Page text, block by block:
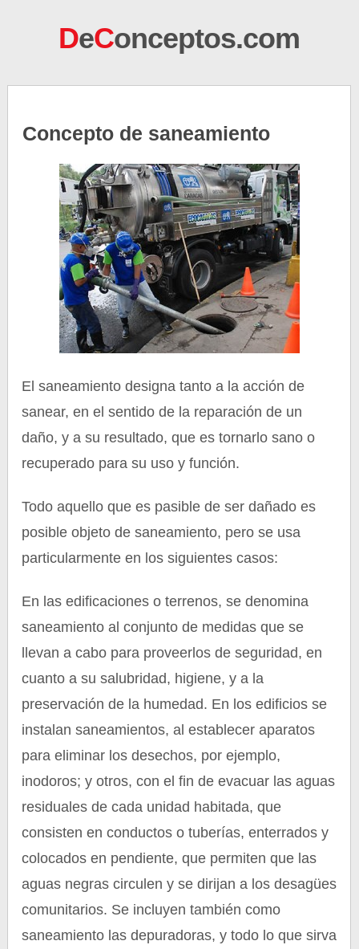
DeConceptos.com
Concepto de saneamiento
El saneamiento designa tanto a la acción de
sanear, en el sentido de la reparación de un
daño, y a su resultado, que es tornarlo sano o
recuperado para su uso y función.
Todo aquello que es pasible de ser dañado es
posible objeto de saneamiento, pero se usa
particularmente en los siguientes casos:
En las edificaciones o terrenos, se denomina
saneamiento al conjunto de medidas que se
llevan a cabo para proveerlos de seguridad, en
cuanto a su salubridad, higiene, y a la
preservación de la humedad. En los edificios se
instalan saneamientos, al establecer aparatos
para eliminar los desechos, por ejemplo,
inodoros; y otros, con el fin de evacuar las aguas
residuales de cada unidad habitada, que
consisten en conductos o tuberías, enterrados y
colocados en pendiente, que permiten que las
aguas negras circulen y se dirijan a los desagües
comunitarios. Se incluyen también como
saneamiento las depuradoras, y todo lo que sirva